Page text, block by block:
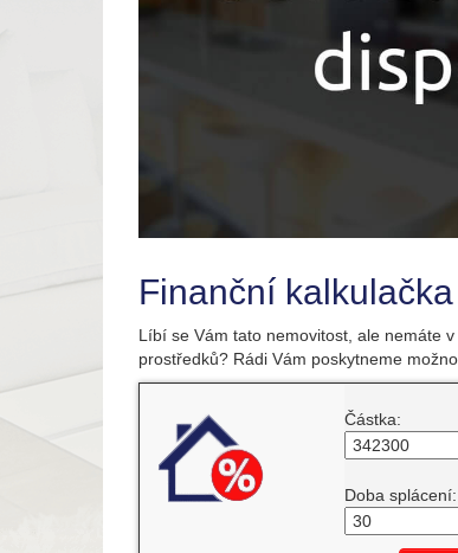
Finanční kalkulačka
Líbí se Vám tato nemovitost, ale nemáte
prostředků? Rádi Vám poskytneme
Částka:
Doba splácení: